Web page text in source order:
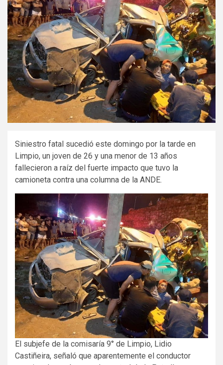
Siniestro fatal sucedió este domingo por la tarde en
Limpio, un joven de 26 y una menor de 13 años
fallecieron a raíz del fuerte impacto que tuvo la
camioneta contra una columna de la ANDE.
El subjefe de la comisaría 9° de Limpio, Lidio
Castiñeira, señaló que aparentemente el conductor